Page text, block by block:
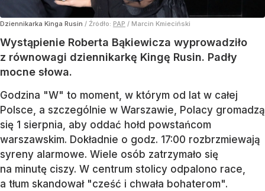
Dziennikarka Kinga Rusin / Źródło: PAP / Marcin Kmieciński
Wystąpienie Roberta Bąkiewicza wyprowadziło
z równowagi dziennikarkę Kingę Rusin. Padły
mocne słowa.
Godzina "W" to moment, w którym od lat w całej
Polsce, a szczególnie w Warszawie, Polacy gromadzą
się 1 sierpnia, aby oddać hołd powstańcom
warszawskim. Dokładnie o godz. 17:00 rozbrzmiewają
syreny alarmowe. Wiele osób zatrzymało się
na minutę ciszy. W centrum stolicy odpalono race,
a tłum skandował "cześć i chwała bohaterom".